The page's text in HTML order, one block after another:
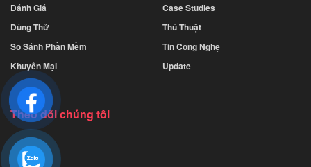
Đánh Giá
Dùng Thử
So Sánh Phần Mềm
Khuyến Mại
Case Studies
Thủ Thuật
Tin Công Nghệ
Update
Theo dõi chúng tôi